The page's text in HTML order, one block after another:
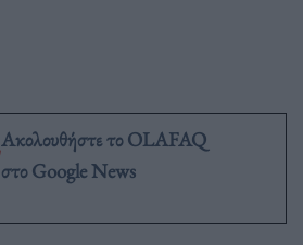
Ακολουθήστε το OLAFAQ
στο Google News